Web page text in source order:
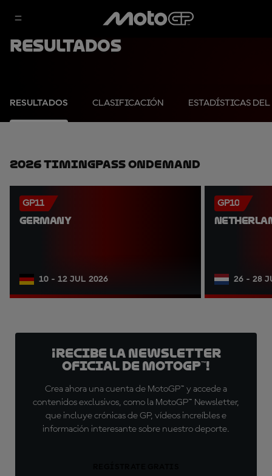
Resultados
RESULTADOS CLASIFICACIÓN ESTADÍSTICAS
2026 TimingPass OnDemand
GP11
GERMANY
10 - 12 JUL 2026
GP10
26 - 28
¡Recibe la Newsletter
oficial de MotoGP™!
Crea ahora una cuenta de MotoGP™ y accede a
contenidos exclusivos, como la MotoGP™ Newsletter,
que incluye crónicas de GP, vídeos increíbles e
información interesante sobre nuestro deporte.